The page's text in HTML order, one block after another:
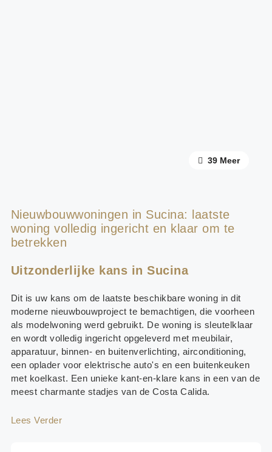
35 Meer
39 Meer
Nieuwbouwwoningen in Sucina: laatste
woning volledig ingericht en klaar om te
betrekken
Uitzonderlijke kans in Sucina
Dit is uw kans om de laatste beschikbare woning in dit
moderne nieuwbouwproject te bemachtigen, die voorheen
als modelwoning werd gebruikt. De woning is sleutelklaar
en wordt volledig ingericht opgeleverd met meubilair,
apparatuur, binnen- en buitenverlichting, airconditioning,
een oplader voor elektrische auto's en een buitenkeuken
met koelkast. Een unieke kant-en-klare kans in een van de
meest charmante stadjes van de Costa Calida.
Lees Verder